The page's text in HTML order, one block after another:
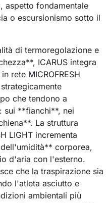
aspetto fondamentale
o escursionismo sotto il
di termoregolazione e
ICARUS integra
rete MICROFRESH
che tendono a
sui **fianchi**, nei
La struttura
LIGHT incrementa
corporea,
d'aria con l'esterno.
che la traspirazione sia
l'atleta asciutto e
ambientali più